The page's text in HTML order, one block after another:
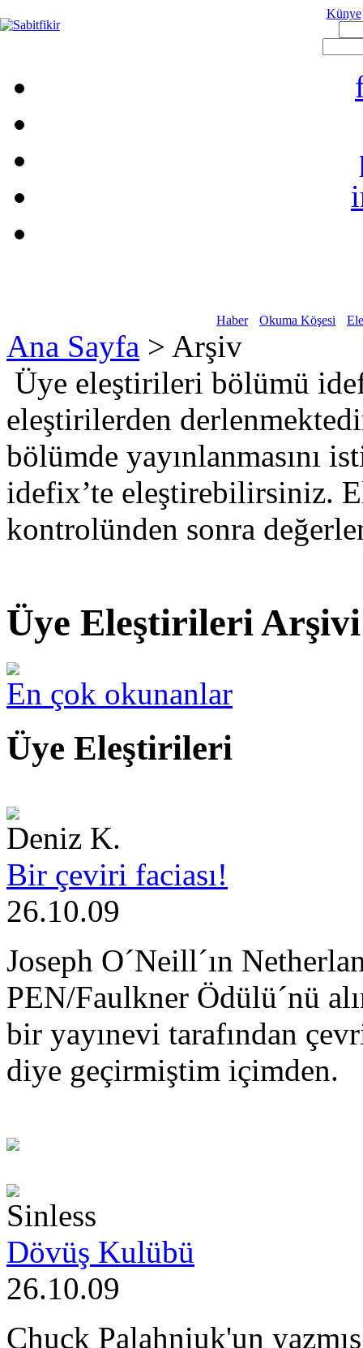
Künye
Haber Okuma Köşesi
Ana Sayfa > Arşiv
Üye eleştirileri bölümü
eleştirilerden
bölümde yayınlanmasını
idefix’te eleştirebilirsiniz.
kontrolünden sonra
Üye Eleştirileri Arşivi
En çok okunanlar
Üye Eleştirileri
Deniz K.
Bir çeviri faciası!
26.10.09
Joseph O´Neill´ın
PEN/Faulkner Ödülü´nü
bir yayınevi tarafından
diye geçirmiştim içimden.
Sinless
Dövüş Kulübü
26.10.09
Chuck Palahniuk'un